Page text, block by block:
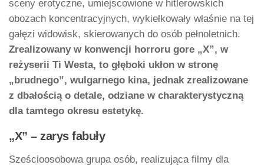
sceny erotyczne, umiejscowione w hitlerowskich
obozach koncentracyjnych, wykiełkowały właśnie na tej
gałęzi widowisk, skierowanych do osób pełnoletnich.
Zrealizowany w konwencji horroru gore „X”, w
reżyserii Ti Westa, to głęboki ukłon w stronę
„brudnego”, wulgarnego kina, jednak zrealizowane
z dbałością o detale, odziane w charakterystyczną
dla tamtego okresu estetykę.
„X” – zarys fabuły
Sześcioosobowa grupa osób, realizująca filmy dla